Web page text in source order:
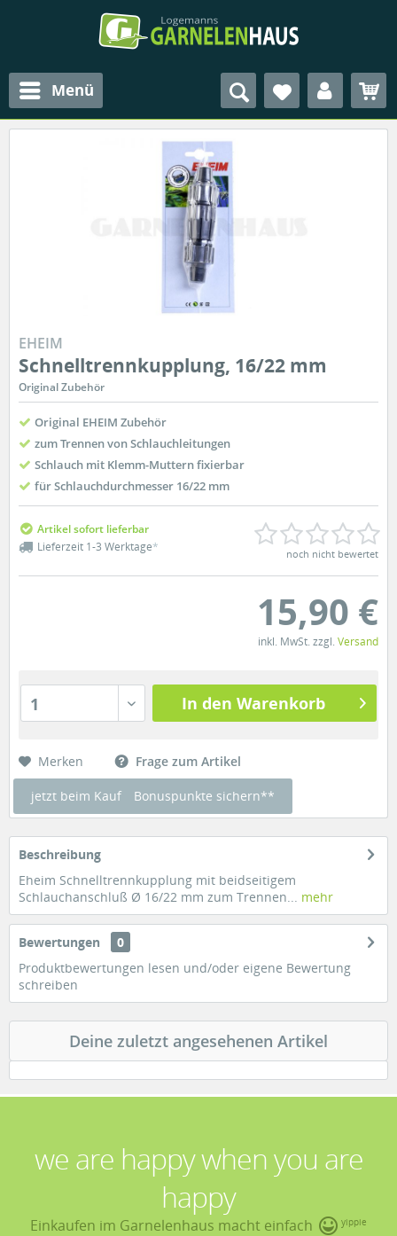
Menü
EHEIM
Schnelltrennkupplung, 16/22 mm
Original Zubehör
Original EHEIM Zubehör
zum Trennen von Schlauchleitungen
Schlauch mit Klemm-Muttern fixierbar
für Schlauchdurchmesser 16/22 mm
Artikel sofort lieferbar
Lieferzeit 1-3 Werktage* noch nicht bewertet
15,90 €
inkl. MwSt. zzgl. Versand
1 In den Warenkorb
Merken Frage zum Artikel
jetzt beim Kauf Bonuspunkte sichern**
Beschreibung
Eheim Schnelltrennkupplung mit beidseitigem
Schlauchanschluß Ø 16/22 mm zum Trennen... mehr
Bewertungen
0
Produktbewertungen lesen und/oder eigene Bewertung
schreiben
Deine zuletzt angesehenen Artikel
we are happy when you are
happy
Einkaufen im Garnelenhaus macht einfach yippie